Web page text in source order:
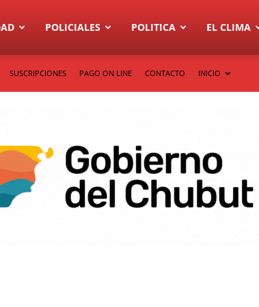
POLICIALES POLITICA EL CLIMA
SUSCRIPCIONES PAGO ON LINE CONTACTO INICIO